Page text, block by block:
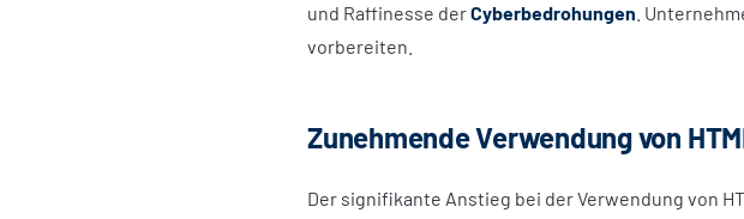
und Raffinesse derCyberbedrohungen .
vorbereiten.
Zunehmende Verwendung von
Der signifikante Anstieg bei der Verwendung von